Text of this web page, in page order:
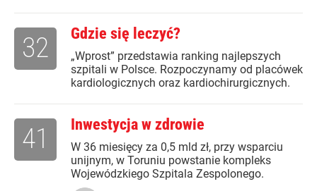
Gdzie się leczyć?
„Wprost” przedstawia ranking najlepszych
szpitali w Polsce. Rozpoczynamy od placówek
kardiologicznych oraz kardiochirurgicznych.
32
Inwestycja w zdrowie
W 36 miesięcy za 0,5 mld zł, przy wsparciu
unijnym, w Toruniu powstanie kompleks
Wojewódzkiego Szpitala Zespolonego.
41